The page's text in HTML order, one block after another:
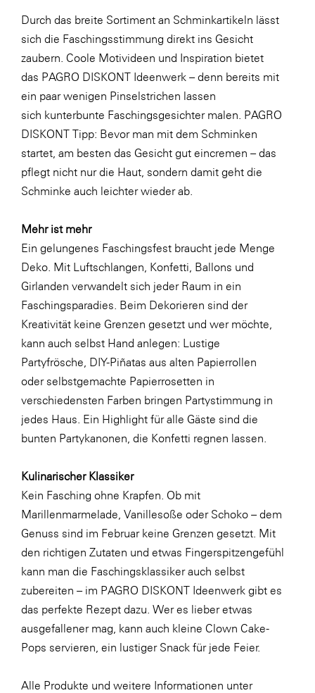
WKS Fachgruppe Finanzdienstleister
WK UBIT
Zühlke
Media
Durch das breite Sortiment an Schminkartikeln lässt
sich die Faschingsstimmung direkt ins Gesicht
zaubern. Coole Motivideen und Inspiration bietet
das PAGRO DISKONT Ideenwerk – denn bereits mit
ein paar wenigen Pinselstrichen lassen
sich kunterbunte Faschingsgesichtermalen. PAGRO
DISKONT Tipp: Bevor man mit dem Schminken
startet, am besten das Gesicht gut eincremen – das
pflegt nicht nur die Haut, sondern damit geht die
Schminke auch leichter wieder ab.
Mehr ist mehr
Ein gelungenes Faschingsfest braucht jede Menge
Deko. Mit Luftschlangen, Konfetti, Ballons und
Girlanden verwandelt sich jeder Raum in ein
Faschingsparadies. Beim Dekorieren sind der
Kreativität keine Grenzen gesetzt und wer möchte,
kann auch selbst Hand anlegen: Lustige
Partyfrösche DIY-Piñatas aus alten Papierrollen
oder selbstgemachte Papierrosetten in
verschiedensten Farben bringen Partystimmung in
jedes Haus. Ein Highlight für alle Gäste sind die
bunten Partykanonen , die Konfetti regnen lassen.
Kulinarischer Klassiker
Kein Fasching ohne Krapfen. Ob mit
Marillenmarmelade, Vanillesoße oder Schoko – dem
Genuss sind im Februar keine Grenzen gesetzt. Mit
den richtigen Zutaten und etwas Fingerspitzengefühl
kann man die Faschingsklassiker auch selbst
zubereiten – im PAGRO DISKONT Ideenwerk gibt es
das perfekte Rezept dazu. Wer es lieber etwas
ausgefallener mag, kann auch kleine Clown Cake-
Pops servieren, ein lustiger Snack für jede Feier.
Alle Produkte und weitere Informationen unter